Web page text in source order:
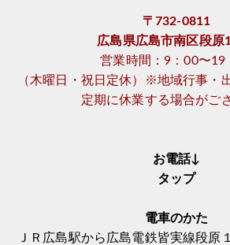
〒732-0811
広島県広島市南区段原
営業時間：9：00〜19
（木曜日・祝日定休）※地域行事・
定期に休業する場合がご
お電話↓
タップ
電車のかた
ＪＲ広島駅から広島電鉄皆実線段